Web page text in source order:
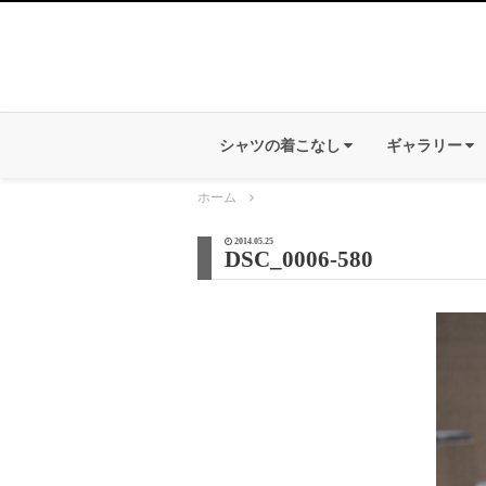
シャツの着こなし ギャラリー
ホーム
2014.05.25
DSC_0006-580